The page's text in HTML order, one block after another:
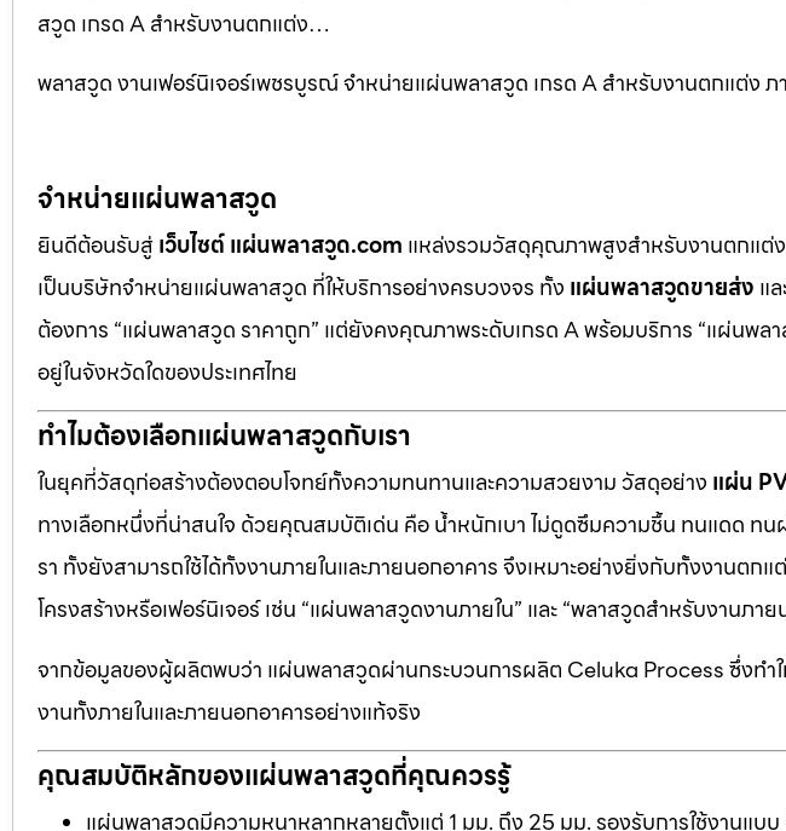
สวูด เกรด A สำหรับงานตกแต่ง…
พลาสวูด งานเฟอร์นิเจอร์เพชรบูรณ์ จำหน่ายแผ่นพลาสวูด เกรด A สำหรับงานตกแต่ง ภ
จำหน่ายแผ่นพลาสวูด
ยินดีต้อนรับสู่เว็บไซต์ แผ่นพลาสวูด.com แหล่งรวมวัสดุคุณภาพสูงสำหรับงานตกแต่ง
เป็นบริษัทจำหน่ายแผ่นพลาสวูด ที่ให้บริการอย่างครบวงจร ทั้ง แผ่นพลาสวูดขายส่ง แ
ต้องการ “แผ่นพลาสวูด ราคาถูก” แต่ยังคงคุณภาพระดับเกรด A พร้อมบริการ “แผ่นพ
อยู่ในจังหวัดใดของประเทศไทย
ทำไมต้องเลือกแผ่นพลาสวูดกับเรา
ในยุคที่วัสดุก่อสร้างต้องตอบโจทย์ทั้งความทนทานและความสวยงาม วัสดุอย่าง แผ่น
ทางเลือกหนึ่งที่น่าสนใจ ด้วยคุณสมบัติเด่น คือ น้ำหนักเบา ไม่ดูดซึมความชื้น ทนแดด ทน
รา ทั้งยังสามารถใช้ได้ทั้งงานภายในและภายนอกอาคาร จึงเหมาะอย่างยิ่งกับทั้งงานตก
โครงสร้างหรือเฟอร์นิเจอร์ เช่น “แผ่นพลาสวูดงานภายใน” และ “พลาสวูดสำหรับงานภาย
จากข้อมูลของผู้ผลิตพบว่า แผ่นพลาสวูดผ่านกระบวนการผลิต Celuka Process ซึ่งทำใ
งานทั้งภายในและภายนอกอาคารอย่างแท้จริง
คุณสมบัติหลักของแผ่นพลาสวูดที่คุณควรรู้
แผ่นพลาสวูดมีความหนาหลากหลายตั้งแต่ 1 มม. ถึง 25 มม. รองรับการใช้งานแบ